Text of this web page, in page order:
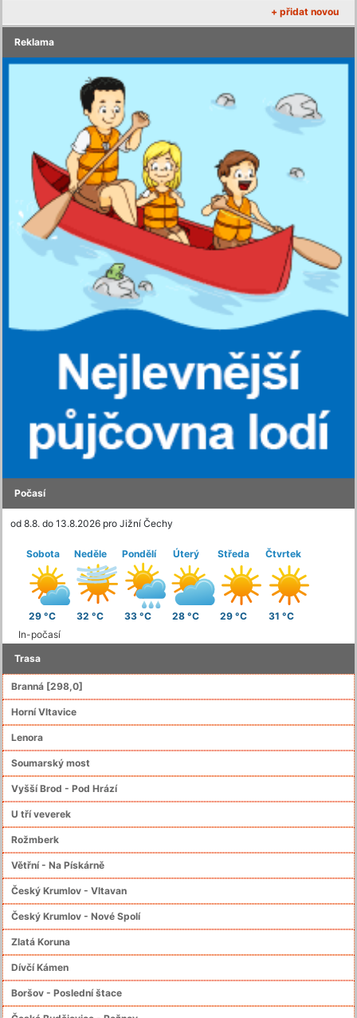
+ přidat novou
Reklama
Počasí
od 8.8. do 13.8.2026 pro Jižní Čechy
Sobota
29 °C
Neděle
32 °C
Pondělí
33 °C
Úterý
28 °C
Středa
29 °C
Čtvrtek
31 °C
In-počasí
Trasa
Branná [298,0]
Horní Vltavice
Lenora
Soumarský most
Vyšší Brod - Pod Hrází
U tří veverek
Rožmberk
Větřní - Na Pískárně
Český Krumlov - Vltavan
Český Krumlov - Nové Spolí
Zlatá Koruna
Dívčí Kámen
Boršov - Poslední štace